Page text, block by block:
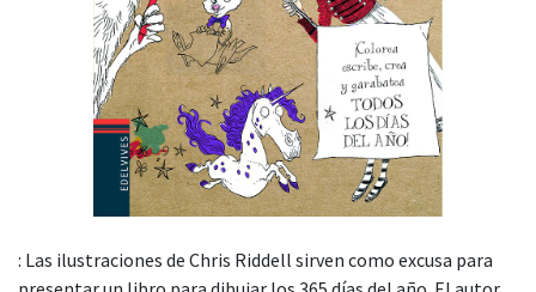
: Las ilustraciones de Chris Riddell sirven como excusa para